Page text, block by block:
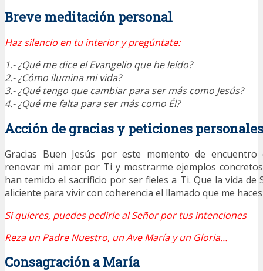
Breve meditación personal
Haz silencio en tu interior y pregúntate:
1.- ¿Qué me dice el Evangelio que he leído?
2.- ¿Cómo ilumina mi vida?
3.- ¿Qué tengo que cambiar para ser más como Jesús?
4.- ¿Qué me falta para ser más como Él?
Acción de gracias y peticiones personales
Gracias Buen Jesús por este momento de encuentro
renovar mi amor por Ti y mostrarme ejemplos
han temido el sacrificio por ser fieles a Ti. Que la vida de
aliciente para vivir con coherencia el llamado que me
Si quieres, puedes pedirle al Señor por tus intenciones
Reza un Padre Nuestro, un Ave María y un Gloria…
Consagración a María